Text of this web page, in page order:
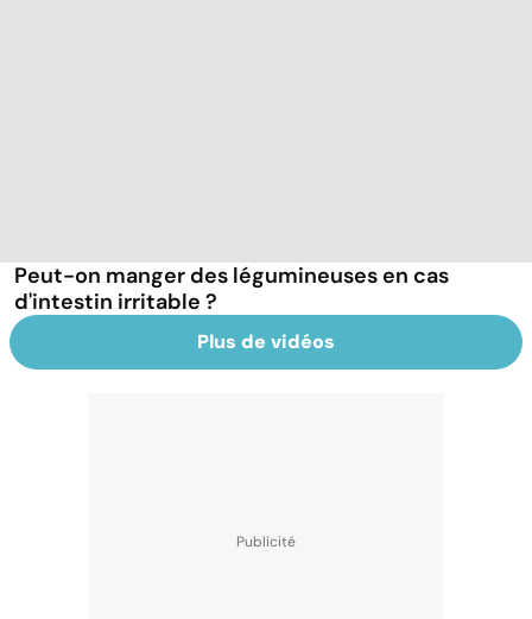
Peut-on manger des légumineuses en cas
d'intestin irritable ?
Plus de vidéos